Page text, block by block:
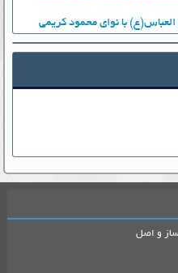
با نوای محمود کریمی
و اصل